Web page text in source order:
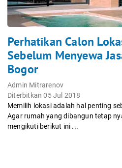
Perhatikan Calon
Sebelum Menyewa
Bogor
Admin Mitrarenov
Diterbitkan 05 Jul 2018
Memilih lokasi adalah hal penting
Agar rumah yang dibangun tetap
mengikuti berikut ini ...